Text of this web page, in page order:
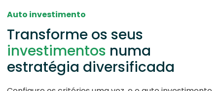
Auto investimento
Transforme os seus
investimentos numa
estratégia diversificada